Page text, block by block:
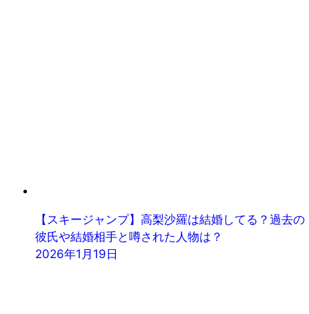
【スキージャンプ】高梨沙羅は結婚してる？過去の
彼氏や結婚相手と噂された人物は？
2026年1月19日